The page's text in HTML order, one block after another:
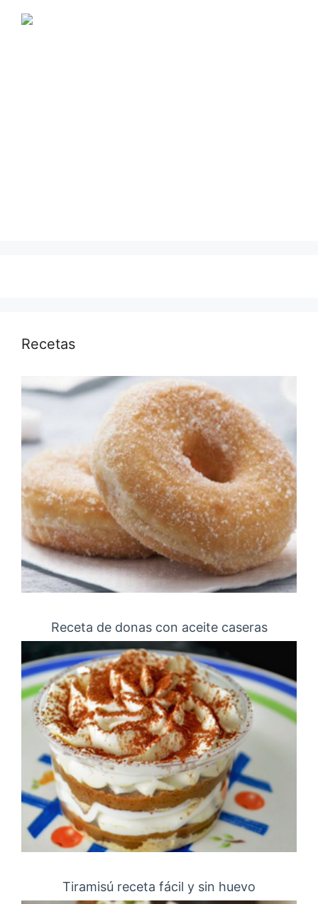
Recetas
Receta de donas con aceite caseras
Tiramisú receta fácil y sin huevo